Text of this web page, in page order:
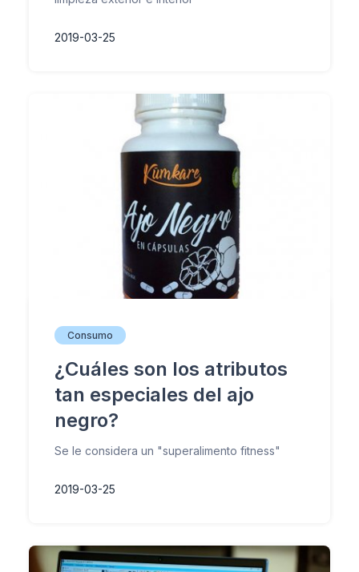
2019-03-25
Consumo
¿Cuáles son los atributos
tan especiales del ajo
negro?
Se le considera un "superalimento fitness"
2019-03-25